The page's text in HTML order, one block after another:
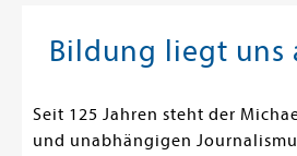
Bildung liegt uns
Seit 125 Jahren steht der
und unabhängigen